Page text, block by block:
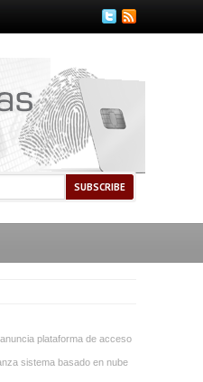
plataforma de acceso
sistema basado en nube